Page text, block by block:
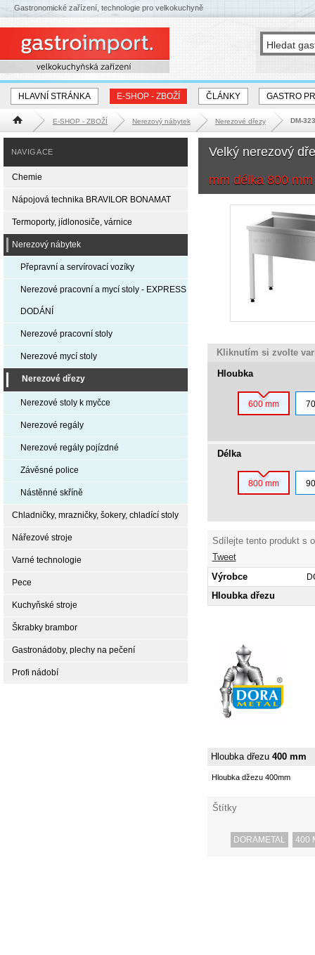
HLAVNÍ STRÁNKA E-SHOP - ZBOŽÍ ČLÁNKY GASTRO
Hlavní stránka E-SHOP - ZBOŽÍ Nerezový nábytek Nerezové dřezy DM-
Velký nerezový
mm délka 800 mm
Kliknutím si zvolte
Hloubka
600 mm
Délka
800 mm
Sdílejte tento produkt s
Tweet
Výrobce
Hloubka dřezu
Hloubka dřezu 400 mm
Hloubka džezu 400mm
Štítky
DORAMETAL 400
NAVIGACE
Chemie
Nápojová technika BRAVILOR BONAMAT
Termoporty, jídlonosiče, várnice
Nerezový nábytek
Přepravní a servírovací vozíky
Nerezové pracovní a mycí stoly - EXPRESS
DODÁNÍ
Nerezové pracovní stoly
Nerezové mycí stoly
Nerezové dřezy
Nerezové stoly k myčce
Nerezové regály
Nerezové regály pojízdné
Závěsné police
Nástěnné skříně
Chladničky, mrazničky, šokery, chladící stoly
Nářezové stroje
Varné technologie
Pece
Kuchyňské stroje
Škrabky brambor
Gastronádoby, plechy na pečení
Profi nádobí
Gastronomické zařízení, technologie pro velkokuchyně